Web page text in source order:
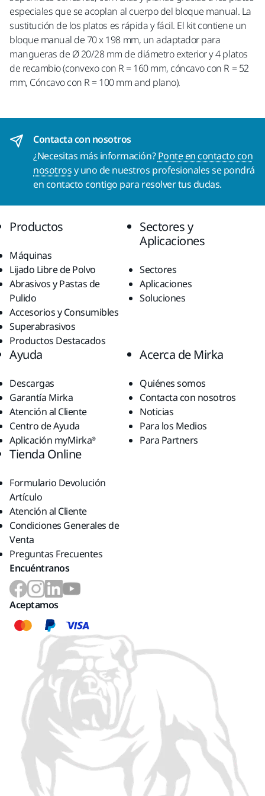
especiales que se acoplan al cuerpo del bloque manual. La
sustitución de los platos es rápida y fácil. El kit contiene un
bloque manual de 70 x 198 mm, un adaptador para
mangueras de Ø 20/28 mm de diámetro exterior y 4 platos
de recambio (convexo con R = 160 mm, cóncavo con R = 52
mm, Cóncavo con R = 100 mm and plano).
Contacta con nosotros
¿Necesitas más información?Ponte en contacto con
nosotrosy uno de nuestros profesionales se pondrá
en contacto contigo para resolver tus dudas.
Productos
Máquinas
Lijado Libre de Polvo
Abrasivos y Pastas de
Pulido
Accesorios y Consumibles
Superabrasivos
Productos Destacados
Sectores y
Aplicaciones
Sectores
Aplicaciones
Soluciones
Ayuda
Descargas
Garantía Mirka
Atención al Cliente
Centro de Ayuda
Aplicación myMirka®
Acerca de Mirka
Quiénes somos
Contacta con nosotros
Noticias
Para los Medios
Para Partners
Tienda Online
Formulario Devolución
Artículo
Atención al Cliente
Condiciones Generales de
Venta
Preguntas Frecuentes
Encuéntranos
Aceptamos